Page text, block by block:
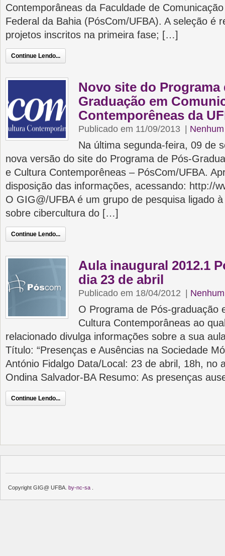
Contemporâneas da Faculdade de
Federal da Bahia (PósCom/UFBA). A seleção é
projetos inscritos na primeira fase; […]
Continue Lendo...
Novo site do Programa
Graduação em
Contemporêneas da
Publicado em 11/09/2013
Na última segunda-feira, 09 de
nova versão do site do Programa de Pós-
e Cultura Contemporêneas – PósCom/UFBA.
disposição das informações, acessando: http://
O GIG@/UFBA é um grupo de pesquisa ligado
sobre cibercultura do […]
Continue Lendo...
Aula inaugural 2012.1
dia 23 de abril
Publicado em 18/04/2012
O Programa de Pós-graduação
Cultura Contemporâneas ao
relacionado divulga informações sobre a sua
Título: “Presenças e Ausências na Sociedade
António Fidalgo Data/Local: 23 de abril, 18h, no
Ondina Salvador-BA Resumo: As presenças
Continue Lendo...
Copyright GIG@ UFBA. by-nc-sa